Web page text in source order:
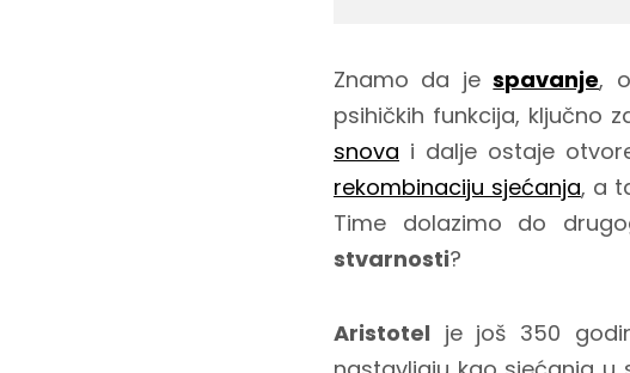
Znamo da jespavanje,
psihičkih funkcija, ključno
snova i dalje ostaje
rekombinaciju sjećanja, a
Time dolazimo do
stvarnosti?
Aristotel je još 350